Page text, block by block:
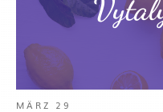
MÄRZ 29